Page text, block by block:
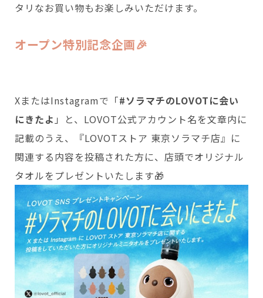
タリなお買い物もお楽しみいただけます。
オープン特別記念企画🎉
XまたはInstagramで「#ソラマチのLOVOTに会い
にきたよ 」と、LOVOT公式アカウント名を文章内に
記載のうえ、『LOVOTストア 東京ソラマチ店』に
関連する内容を投稿された方に、店頭でオリジナル
タオルをプレゼントいたします🎁